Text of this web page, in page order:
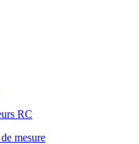
RC
mesure